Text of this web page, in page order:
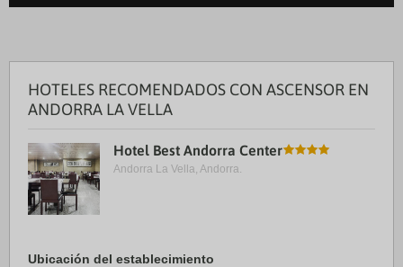
HOTELES RECOMENDADOS CON ASCENSOR EN
ANDORRA LA VELLA
Hotel Best Andorra Center
Andorra La Vella, Andorra.
Ubicación del establecimiento